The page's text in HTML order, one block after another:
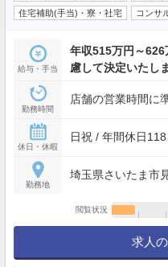
住宅補助(手当)・寮・社宅
コンサ
給与・手当
年収515万円～
慮して決定いたし
勤務時間
店舗の営業時間に
休日・休暇
日祝 / 年間休日118
勤務地
埼玉県さいたま市
閲覧状況
求人